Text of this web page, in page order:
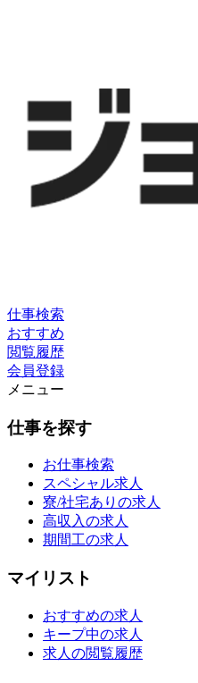
仕事検索
おすすめ
閲覧履歴
会員登録
メニュー
仕事を探す
お仕事検索
スペシャル求人
寮/社宅ありの求人
高収入の求人
期間工の求人
マイリスト
おすすめの求人
キープ中の求人
求人の閲覧履歴